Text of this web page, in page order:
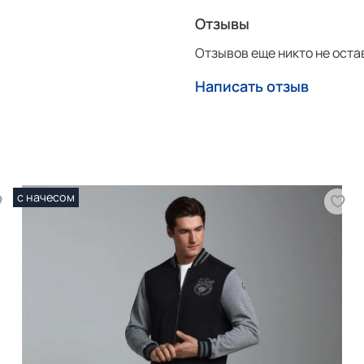
Отзывы
Отзывов еще никто не
Написать отзыв
с начесом